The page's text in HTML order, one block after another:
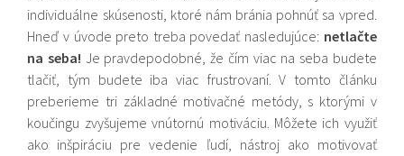
individuálne skúsenosti, ktoré nám bránia pohnúť sa vpred.
Hneď v úvode preto treba povedať nasledujúce: netlačte
na seba! Je pravdepodobné, že čím viac na seba budete
tlačiť, tým budete iba viac frustrovaní. V tomto článku
preberieme tri základné motivačné metódy, s ktorými v
koučingu zvyšujeme vnútornú motiváciu. Môžete ich využiť
ako inšpiráciu pre vedenie ľudí, nástroj ako motivovať